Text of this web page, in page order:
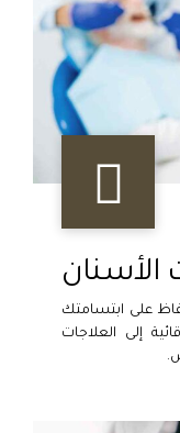
الأسنان
على ابتسامتك
إلى العلاجات